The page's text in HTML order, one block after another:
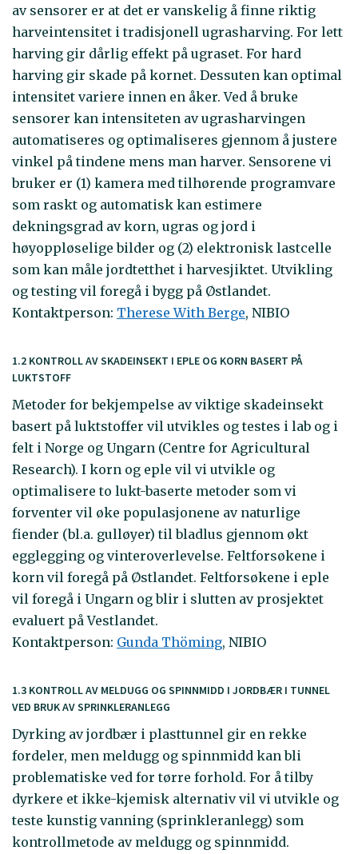
av sensorer er at det er vanskelig å finne riktig
harveintensitet i tradisjonell ugrasharving. For lett
harving gir dårlig effekt på ugraset. For hard
harving gir skade på kornet. Dessuten kan optimal
intensitet variere innen en åker. Ved å bruke
sensorer kan intensiteten av ugrasharvingen
automatiseres og optimaliseres gjennom å justere
vinkel på tindene mens man harver. Sensorene vi
bruker er (1) kamera med tilhørende programvare
som raskt og automatisk kan estimere
dekningsgrad av korn, ugras og jord i
høyoppløselige bilder og (2) elektronisk lastcelle
som kan måle jordtetthet i harvesjiktet. Utvikling
og testing vil foregå i bygg på Østlandet.
Kontaktperson: Therese With Berge, NIBIO
1.2 KONTROLL AV SKADEINSEKT I EPLE OG KORN BASERT PÅ
LUKTSTOFF
Metoder for bekjempelse av viktige skadeinsekt
basert på luktstoffer vil utvikles og testes i lab og i
felt i Norge og Ungarn (Centre for Agricultural
Research). I korn og eple vil vi utvikle og
optimalisere to lukt-baserte metoder som vi
forventer vil øke populasjonene av naturlige
fiender (bl.a. gulløyer) til bladlus gjennom økt
egglegging og vinteroverlevelse. Feltforsøkene i
korn vil foregå på Østlandet. Feltforsøkene i eple
vil foregå i Ungarn og blir i slutten av prosjektet
evaluert på Vestlandet.
Kontaktperson: Gunda Thöming, NIBIO
1.3 KONTROLL AV MELDUGG OG SPINNMIDD I JORDBÆR I TUNNEL
VED BRUK AV SPRINKLERANLEGG
Dyrking av jordbær i plasttunnel gir en rekke
fordeler, men meldugg og spinnmidd kan bli
problematiske ved for tørre forhold. For å tilby
dyrkere et ikke-kjemisk alternativ vil vi utvikle og
teste kunstig vanning (sprinkleranlegg) som
kontrollmetode av meldugg og spinnmidd.